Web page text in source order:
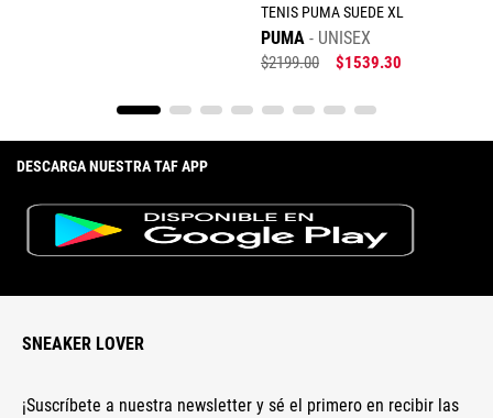
TENIS PUMA SUEDE XL
PUMA UNISEX
$2199.00 $1539.30
DESCARGA NUESTRA TAF APP
SNEAKER LOVER
¡Suscríbete a nuestra newsletter y sé el primero en recibir las